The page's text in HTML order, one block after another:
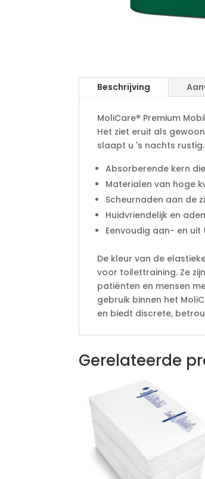
Beschrijving
MoliCare® Premium
Het ziet eruit als
slaapt u 's nachts rustig.
Absorberende kern
Materialen van hoge
Scheurnaden aan de
Huidvriendelijk en
Eenvoudig aan- en uit
De kleur van de
voor toilettraining. Ze
patiënten en mensen
gebruik binnen het
en biedt discrete,
Gerelateerde